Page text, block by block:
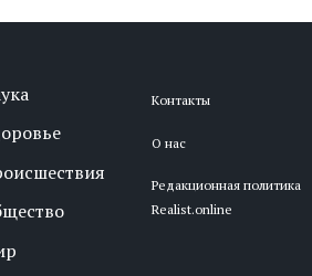
Контакты
О нас
Редакционная политика
Realist.online